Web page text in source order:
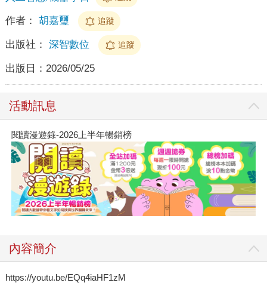
作者： 胡嘉璽 追蹤
出版社： 深智數位 追蹤
出版日： 2026/05/25
活動訊息
閱讀漫遊錄-2026上半年暢銷榜
內容簡介
https://youtu.be/EQq4iaHF1zM